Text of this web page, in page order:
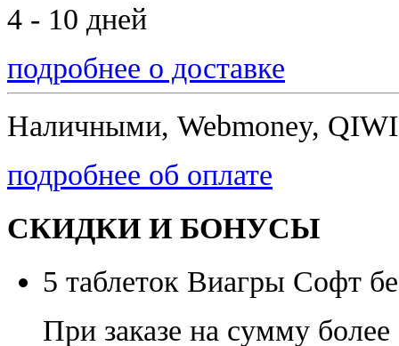
4 - 10 дней
подробнее о доставке
Наличными, Webmoney,
подробнее об оплате
СКИДКИ И БОНУСЫ
5 таблеток Виагры Софт
При заказе на сумму более